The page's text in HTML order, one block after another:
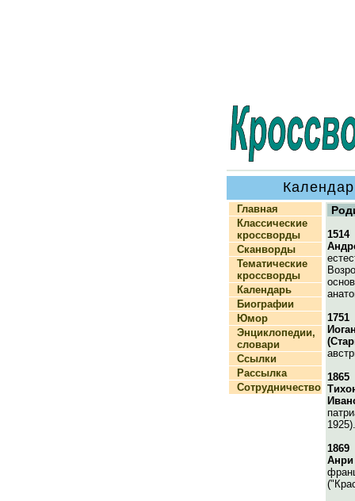
Главная
Классические
кроссворды
Сканворды
Тематические
кроссворды
Календарь
Биографии
Юмор
Энциклопедии,
словари
Ссылки
Рассылка
Сотрудничество
1514
1751
1865
1925).
1869
Анри